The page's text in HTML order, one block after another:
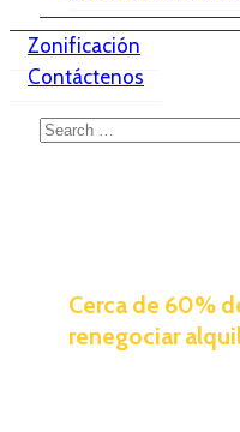
Zonificación
Contáctenos
Cerca de 60%
renegociar